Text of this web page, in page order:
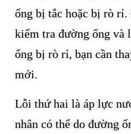
ống bị tắc hoặc bị rò rỉ.
kiểm tra đường ống và
ống bị rò rỉ, bạn cần
mới.
Lỗi thứ hai là áp lực
nhân có thể do đường